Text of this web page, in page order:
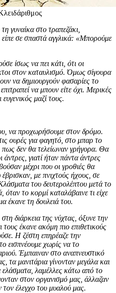
γυναίκα στο τραπεζάκι,
σε σπαστά αγγλικά: «Μπορούμε
ίσως να πει κάτι, ότι οι
στον καταυλισμό. Όμως σίγουρα
να δημιουργούν φασαρίες το
να μπουν είτε όχι. Μερικές
μαζί τους.
να προχωρήσουμε στον δρόμο.
ουρές για φαγητό, στο μπαρ το
πως δεν θα τελείωναν γρήγορα. Θα
άντρες, γιατί ήταν πάντα άντρες
μέχρι που οι γροθιές θα
με πνιχτούς ήχους, σε
του δευτερολέπτου μετά το
το κορμί καταλάβαινε τι είχε
έκανε τη δουλειά του.
διάρκεια της νύχτας, όξυνε την
έκανε ακόμη πιο επιθετικούς
Η ζέστη επηρέαζε την
εισπνέουμε χωρίς να το
Έμπαιναν στο αναπνευστικό
μανιτάρια γίνονταν μεγάλα και
ελάσματα, λαμέλλες κάτω από το
στον οργανισμό μας, άλλαζαν
τον έλεγχο του μυαλού μας.